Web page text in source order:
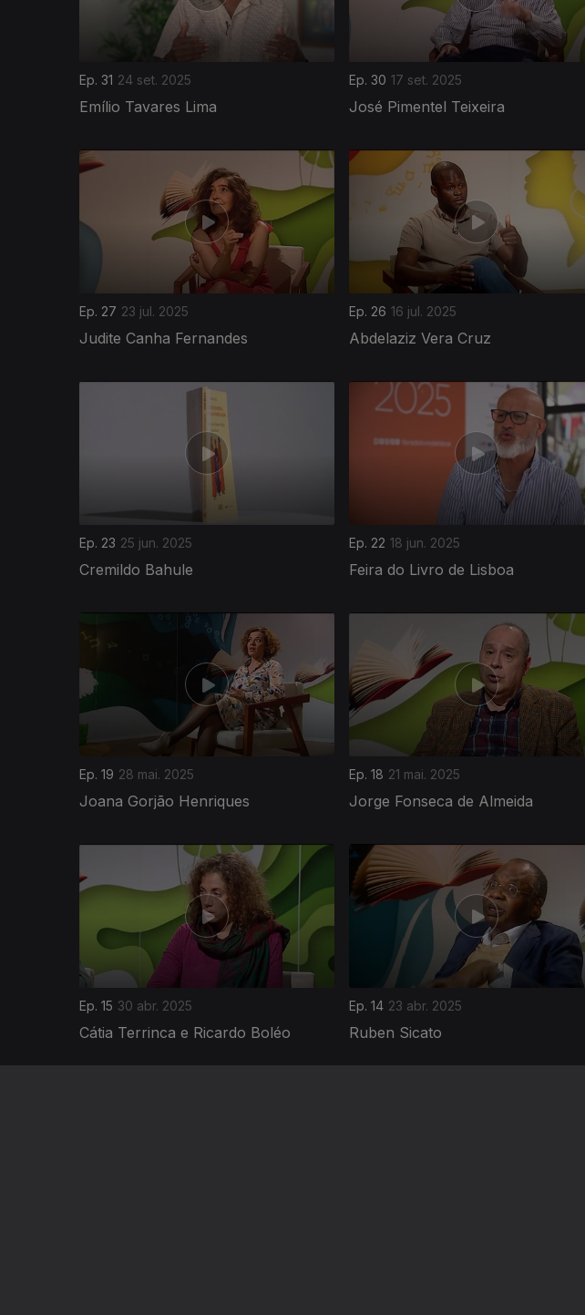
Ep. 31 24 set. 2025
Emílio Tavares Lima
Ep. 30 17 set. 2025
José Pimentel Teixeira
Ep. 27 23 jul. 2025
Judite Canha Fernandes
Ep. 26 16 jul. 2025
Abdelaziz Vera Cruz
861453
Ep. 23 25 jun. 2025
Cremildo Bahule
Ep. 22 18 jun. 2025
Feira do Livro de Lisboa
Ep. 19 28 mai. 2025
Joana Gorjão Henriques
Ep. 18 21 mai. 2025
Jorge Fonseca de Almeida
Ep. 15 30 abr. 2025
Cátia Terrinca e Ricardo Boléo
Ep. 14 23 abr. 2025
Ruben Sicato